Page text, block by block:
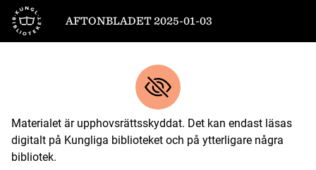
Till startsidan
AFTONBLADET 2025-01-03
Materialet är upphovsrättsskyddat. Det kan endast läsas
digitalt på Kungliga biblioteket och på ytterligare några
bibliotek.